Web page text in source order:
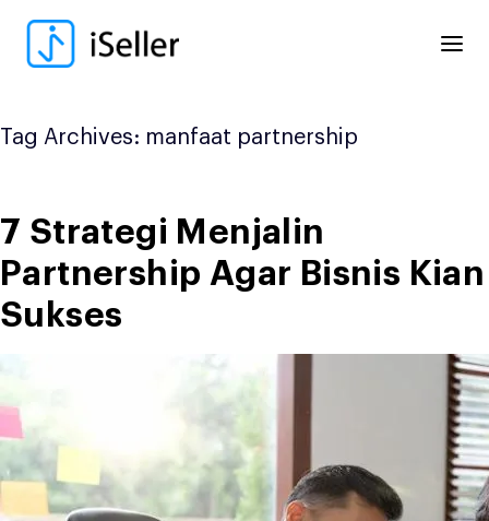
content
Tag Archives: manfaat partnership
7 Strategi Menjalin
Partnership Agar Bisnis Kian
Sukses